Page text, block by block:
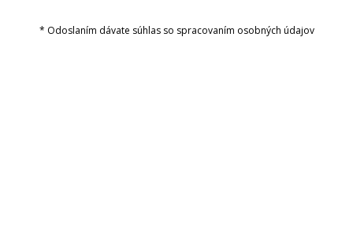
* Odoslaním dávate súhlas so spracovaním osobných údajov